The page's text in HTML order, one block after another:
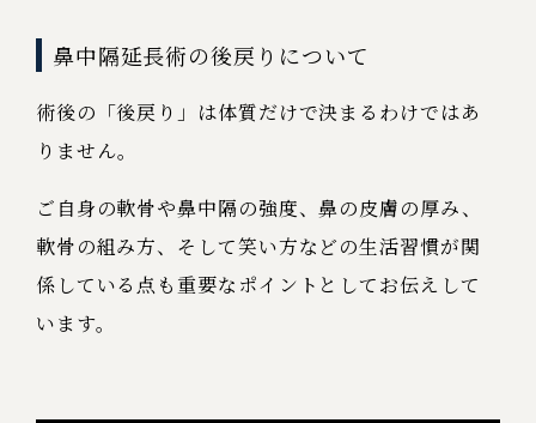
鼻中隔延長術の後戻りについて
術後の「後戻り」は体質だけで決まるわけではあ
りません。
ご自身の軟骨や鼻中隔の強度、鼻の皮膚の厚み、
軟骨の組み方、そして笑い方などの生活習慣が関
係している点も重要なポイントとしてお伝えして
います。